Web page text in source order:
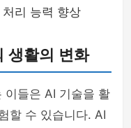
리 능력 향상
생활의 변화
이들은 AI 기술을 활
할 수 있습니다. AI